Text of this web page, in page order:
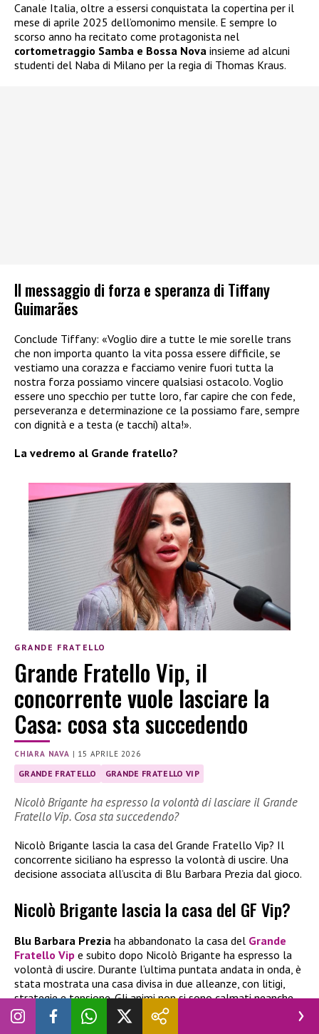
Canale Italia, oltre a essersi conquistata la copertina per il
mese di aprile 2025 dell’omonimo mensile. E sempre lo
scorso anno ha recitato come protagonista nel
cortometraggio Samba e Bossa Nova insieme ad alcuni
studenti del Naba di Milano per la regia di Thomas Kraus.
Il messaggio di forza e speranza di Tiffany
Guimarães
Conclude Tiffany: «Voglio dire a tutte le mie sorelle trans
che non importa quanto la vita possa essere difficile, se
vestiamo una corazza e facciamo venire fuori tutta la
nostra forza possiamo vincere qualsiasi ostacolo. Voglio
essere uno specchio per tutte loro, far capire che con fede,
perseveranza e determinazione ce la possiamo fare, sempre
con dignità e a testa (e tacchi) alta!».
La vedremo al Grande fratello?
GRANDE FRATELLO
Grande Fratello Vip, il
concorrente vuole lasciare la
Casa: cosa sta succedendo
CHIARA NAVA | 15 APRILE 2026
GRANDE FRATELLO GRANDE FRATELLO VIP
Nicolò Brigante ha espresso la volontà di lasciare il Grande
Fratello Vip. Cosa sta succedendo?
Nicolò Brigante lascia la casa del Grande Fratello Vip? Il
concorrente siciliano ha espresso la volontà di uscire. Una
decisione associata all’uscita di Blu Barbara Prezia dal gioco.
Nicolò Brigante lascia la casa del GF Vip?
Blu Barbara Prezia ha abbandonato la casa del Grande
Fratello Vip e subito dopo Nicolò Brigante ha espresso la
volontà di uscire. Durante l’ultima puntata andata in onda, è
stata mostrata una casa divisa in due alleanze, con litigi,
strategie e tensione. Gli animi non si sono calmati neanche
durante la notte e il concorrente siciliano ha dichiarato di
essere pronto ad abbandonare il gioco.